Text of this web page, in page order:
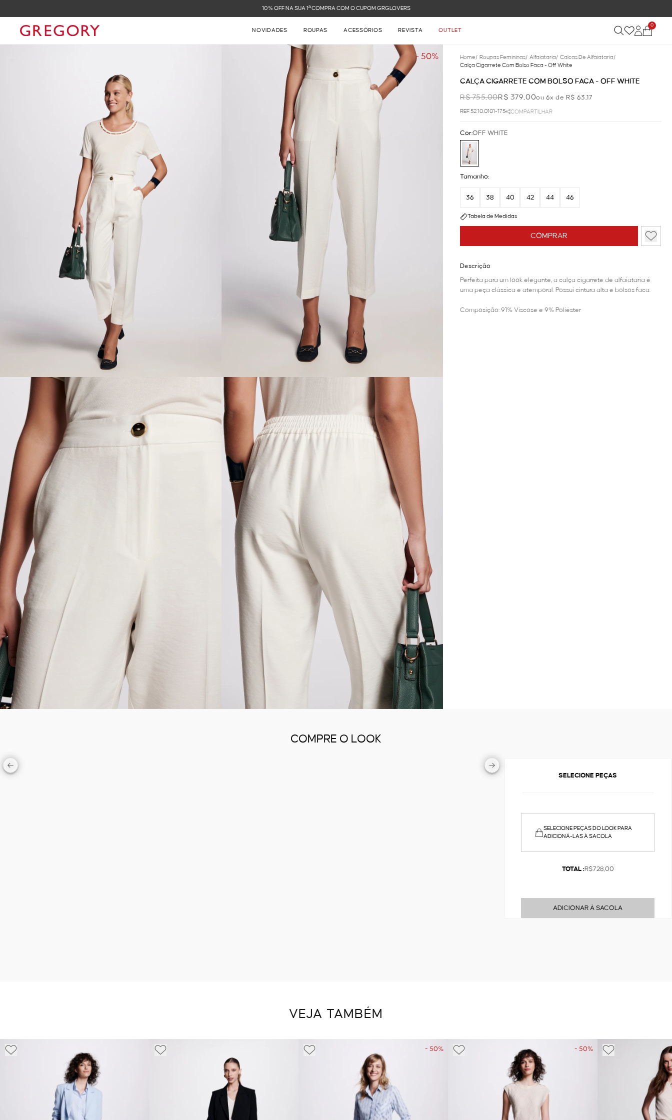
FRETE GRÁTIS NAS COMPRAS ACIMA DE R$ 899
NOVIDADES ROUPAS ACESSÓRIOS REVISTA OUTLET
0
- 50% Home/ Roupas Femininas/ Alfaiataria/ Calcas De Alfaiataria/
Calça Cigarrete Com Bolso Faca - Off White
CALÇA CIGARRETE COM BOLSO FACA - OFF WHITE
R$ 755,00R$ 379,00ou 6x de R$ 63,17
REF.52.10.0101-175 COMPARTILHAR
COMPRAR
Cor:OFF WHITE
Tamanho:
36 38 40 42 44 46
Tabela de Medidas
Descrição
Perfeita para um look elegante, a calça cigarrete de alfaiataria é
uma peça clássica e atemporal. Possui cintura alta e bolsos faca.
Composição: 91% Viscose e 9% Poliéster
COMPRE O LOOK
SELECIONE PEÇAS
SELECIONE PEÇAS DO LOOK PARA
ADICIONÁ-LAS À SACOLA
TOTAL :R$728,00
ADICIONAR À SACOLA
VEJA TAMBÉM
- 50% - 50%